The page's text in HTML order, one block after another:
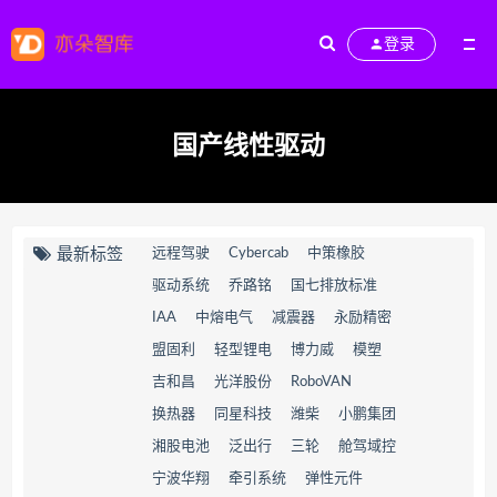
登录
国产线性驱动
最新标签 远程驾驶 Cybercab 中策橡胶
驱动系统 乔路铭 国七排放标准
IAA 中熔电气 减震器 永励精密
盟固利 轻型锂电 博力威 模塑
吉和昌 光洋股份 RoboVAN
换热器 同星科技 潍柴 小鹏集团
湘股电池 泛出行 三轮 舱驾域控
宁波华翔 牵引系统 弹性元件